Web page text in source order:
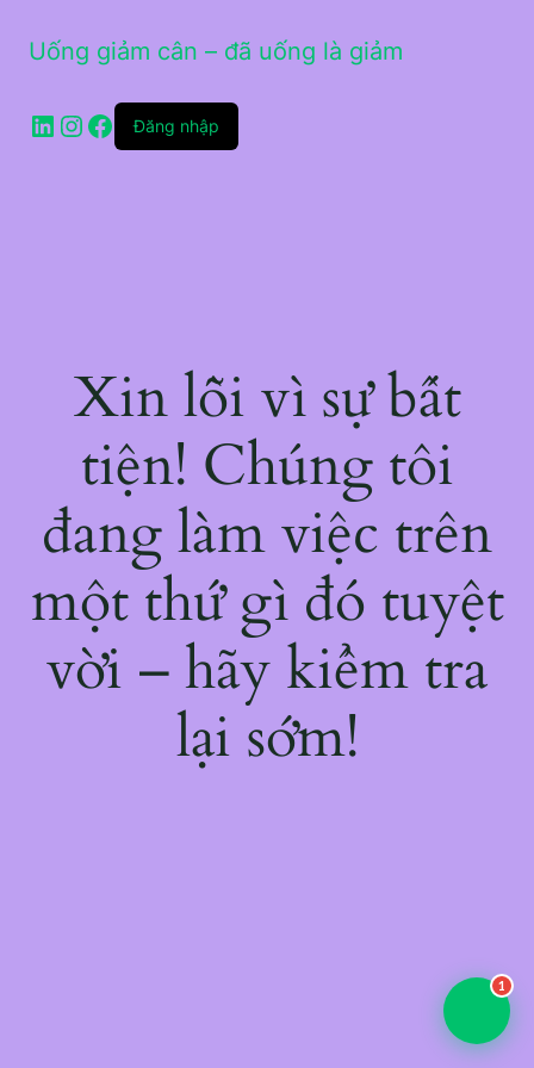
Uống giảm cân – đã uống là giảm
LinkedIn
Instagram
Facebook
Đăng nhập
Xin lỗi vì sự bất
tiện! Chúng tôi
đang làm việc trên
một thứ gì đó tuyệt
vời – hãy kiểm tra
lại sớm!
1